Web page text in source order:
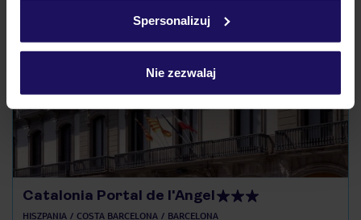
Spersonalizuj
Nie zezwalaj
Odkryj inne hotele w pobliżu
Catalonia Portal de l'Angel
HISZPANIA COSTA BARCELONA BARCELONA